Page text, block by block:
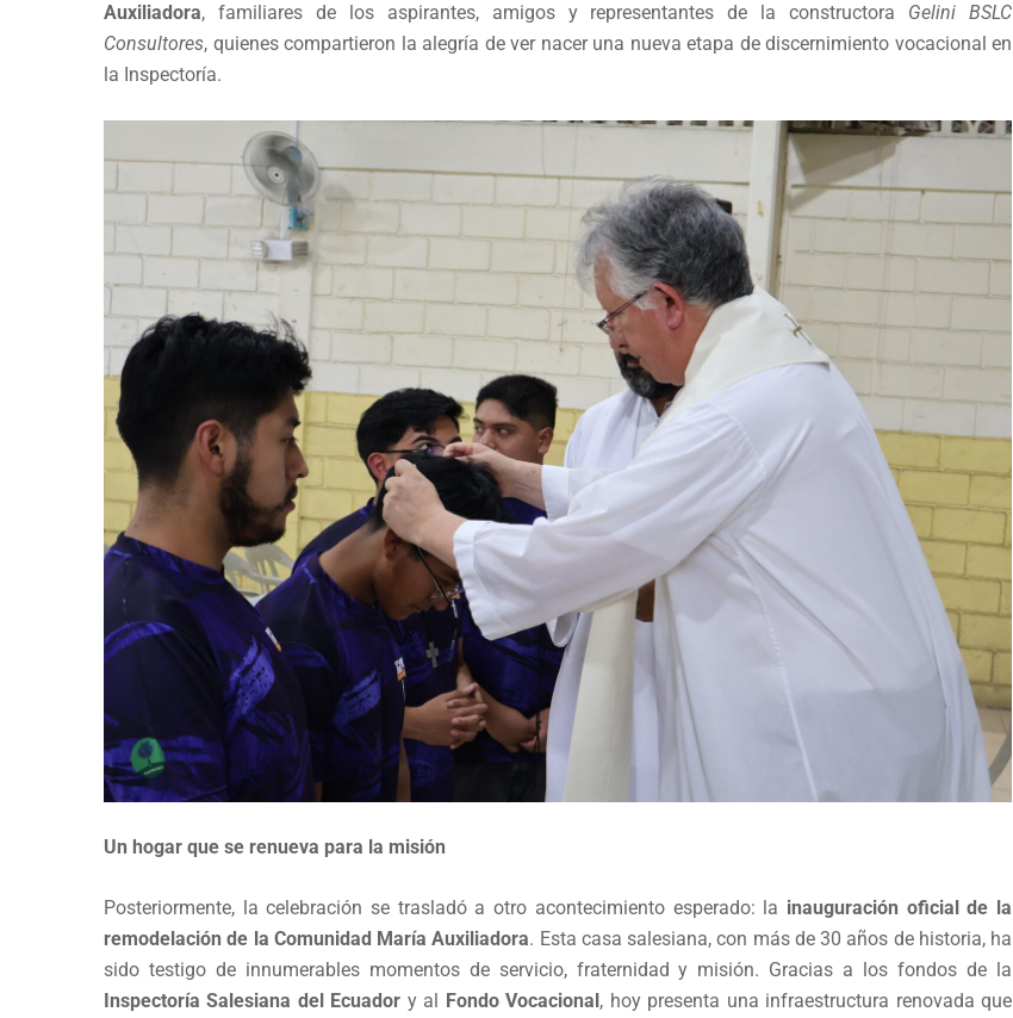
Auxiliadora, familiares de los aspirantes, amigos y representantes de la constructora Gelini BSLC
Consultores, quienes compartieron la alegría de ver nacer una nueva etapa de discernimiento vocacional en
la Inspectoría.
Un hogar que se renueva para la misión
Posteriormente, la celebración se trasladó a otro acontecimiento esperado: la inauguración oficial de la
remodelación de la Comunidad María Auxiliadora. Esta casa salesiana, con más de 30 años de historia, ha
sido testigo de innumerables momentos de servicio, fraternidad y misión. Gracias a los fondos de la
Inspectoría Salesiana del Ecuador y al Fondo Vocacional, hoy presenta una infraestructura renovada que